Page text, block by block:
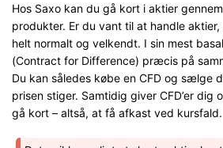
Hos Saxo kan du gå kort i aktier
produkter. Er du vant til at handle
helt normalt og velkendt. I sin mest
(Contract for Difference) præcis på
Du kan således købe en CFD og sælge
prisen stiger. Samtidig giver CFD’er dig
gå kort – altså, at få afkast ved kursfald.